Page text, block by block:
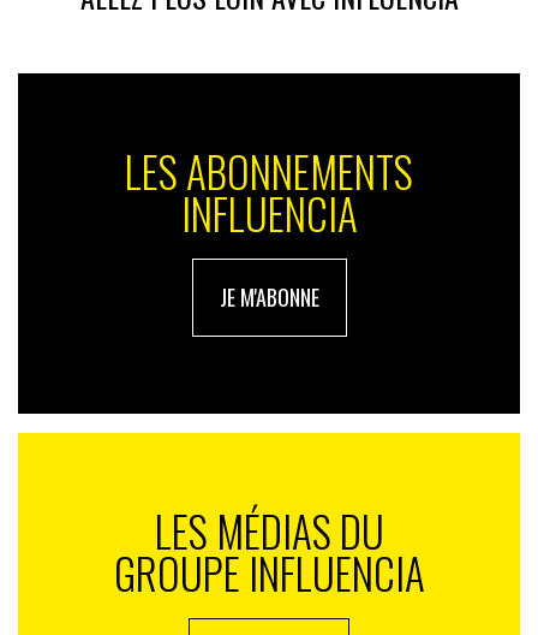
LES ABONNEMENTS
INFLUENCIA
JE M'ABONNE
LES MÉDIAS DU
GROUPE INFLUENCIA